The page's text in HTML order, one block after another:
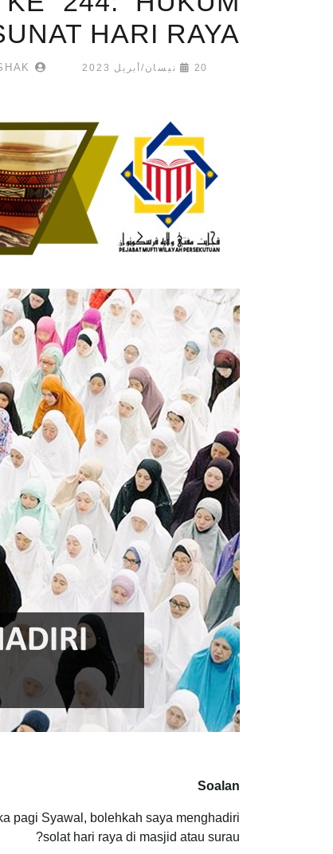
HARI RAYA
20 نيسان/أبريل 2023
Soalan
pagi Syawal, bolehkah saya menghadiri
solat hari raya di masjid atau surau?